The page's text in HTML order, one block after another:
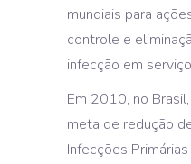
mundiais para
controle e
infecção em
Em 2010, no
meta de redução
Infecções